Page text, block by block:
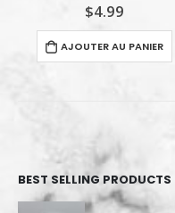
$4.99
AJOUTER AU PANIER
BEST SELLING PRODUCTS